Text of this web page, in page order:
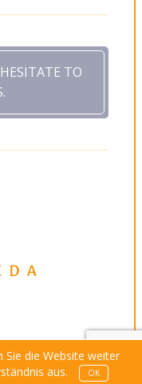
TO
Sie die Website weiter
aus.
OK